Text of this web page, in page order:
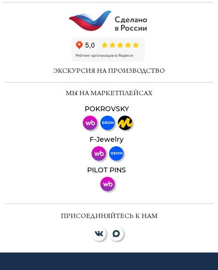
ЭКСКУРСИЯ НА ПРОИЗВОДСТВО
МЫ НА МАРКЕТПЛЕЙСАХ
POKROVSKY
F-Jewelry
PILOT PINS
ПРИСОЕДИНЯЙТЕСЬ К НАМ